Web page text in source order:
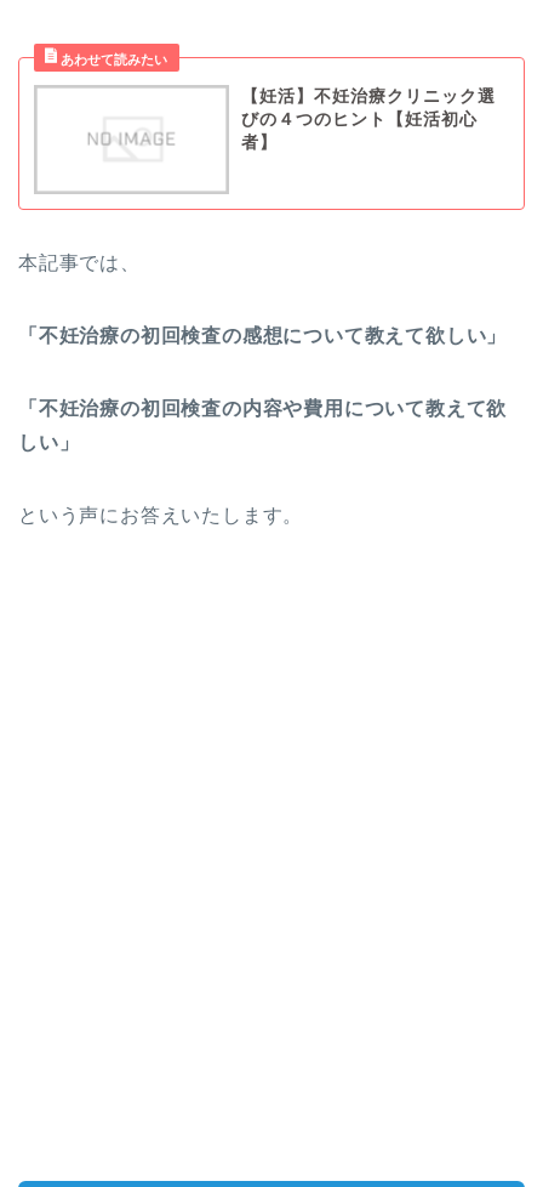
【妊活】不妊治療クリニック選
びの４つのヒント【妊活初心
者】
本記事では、
「不妊治療の初回検査の感想について教えて欲しい」
「不妊治療の初回検査の内容や費用について教えて欲
しい」
という声にお答えいたします。